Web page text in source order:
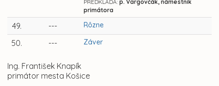
PREDKLADÁ: p. Vargovčák, námestník
primátora
49. --- Rôzne
50. --- Záver
Ing. František Knapík
primátor mesta Košice